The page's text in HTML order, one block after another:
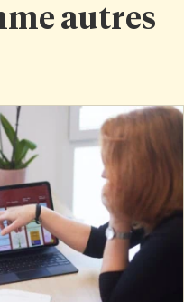
autres